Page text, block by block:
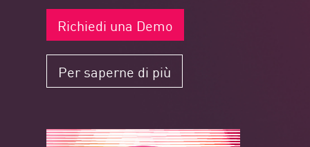
Richiedi una Demo
Per saperne di più